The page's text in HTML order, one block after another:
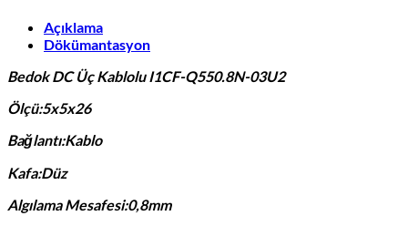
Açıklama
Dökümantasyon
Bedok DC Üç Kablolu I1CF-Q550.8N-03U2
Ölçü:5x5x26
Bağlantı:Kablo
Kafa:Düz
Algılama Mesafesi:0,8mm